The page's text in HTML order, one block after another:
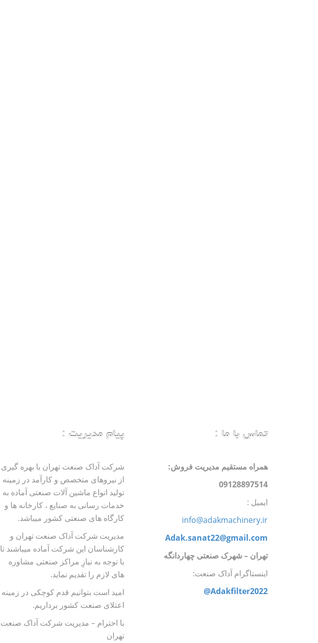
تماس با ما :
همراه مستقیم مدیریت فروش:
09128897514
ایمیل :
info@adakmachinery.ir
Adak.sanat22@gmail.com
تهران –شهرک صنعتی چهاردانگه
اینستاگرام آداک صنعت:
Adakfilter2022@
پیام مدیریت :
شرکت آداک صنعت تهران با بهره گیری
از نیروهای متخصص و کارآمد در زمینه
تولید انواع ماشین آلات صنعتی آماده به
خدمات رسانی به صنایع ، کارخانه ها و
کارگاه های صنعتی کشور میباشد.
مدیریت شرکت آداک صنعت تهران و
کارشناسان این شرکت آماده میباشند تا
با توجه به نیازِ مراکز صنعتی مشاوره
های لازم را تقدیم نماید.
امید است بتوانیم قدم کوچکی در زمینه
اعتلای صنعت کشور برداریم.
با احترام – مدیریت شرکت آداک صنعت
تهران